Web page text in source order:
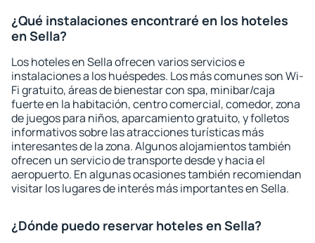
¿Qué instalaciones encontraré en los hoteles
en Sella?
Los hoteles en Sella ofrecen varios servicios e
instalaciones a los huéspedes. Los más comunes son Wi-
Fi gratuito, áreas de bienestar con spa, minibar/caja
fuerte en la habitación, centro comercial, comedor, zona
de juegos para niños, aparcamiento gratuito, y folletos
informativos sobre las atracciones turísticas más
interesantes de la zona. Algunos alojamientos también
ofrecen un servicio de transporte desde y hacia el
aeropuerto. En algunas ocasiones también recomiendan
visitar los lugares de interés más importantes en Sella.
¿Dónde puedo reservar hoteles en Sella?